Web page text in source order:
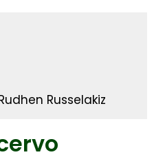
Russelakiz